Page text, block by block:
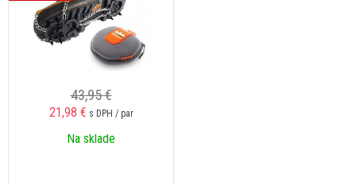
43,95 €
21,98 € s DPH / par
Na sklade